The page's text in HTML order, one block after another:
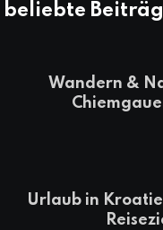
beliebte
Wandern &
Urlaub in